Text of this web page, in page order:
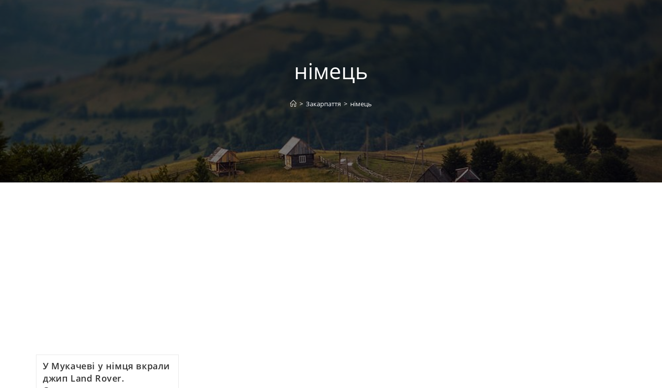
німець
> Закарпаття > німець
У Мукачеві у німця вкрали
джип Land Rover.